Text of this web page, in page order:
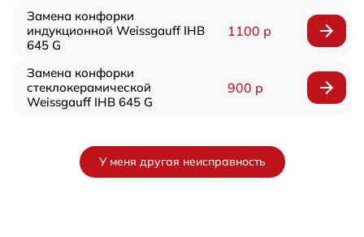
Замена конфорки
индукционной Weissgauff IHB
645 G
1100 р
Замена конфорки
стеклокерамической
Weissgauff IHB 645 G
900 р
У меня другая неисправность